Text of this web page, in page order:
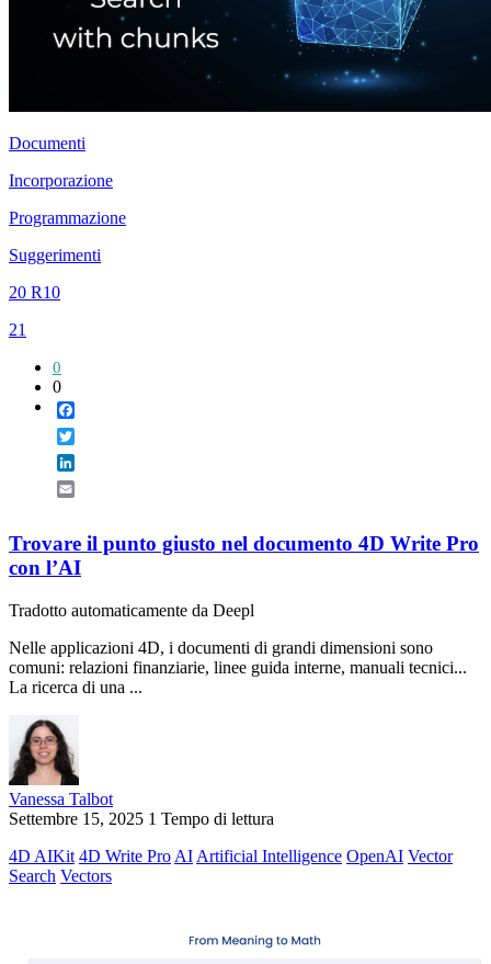
Documenti
Incorporazione
Programmazione
Suggerimenti
20 R10
21
0
0
Trovare il punto giusto nel documento 4D Write Pro
con l’AI
Tradotto automaticamente da Deepl
Nelle applicazioni 4D, i documenti di grandi dimensioni sono
comuni: relazioni finanziarie, linee guida interne, manuali tecnici...
La ricerca di una ...
Vanessa Talbot
Settembre 15, 2025 1 Tempo di lettura
4D AIKit 4D Write Pro AI Artificial Intelligence OpenAI Vector
Search Vectors